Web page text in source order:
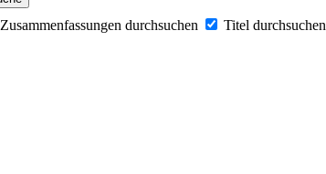
Zusammenfassungen durchsuchen
Titel durchsuchen